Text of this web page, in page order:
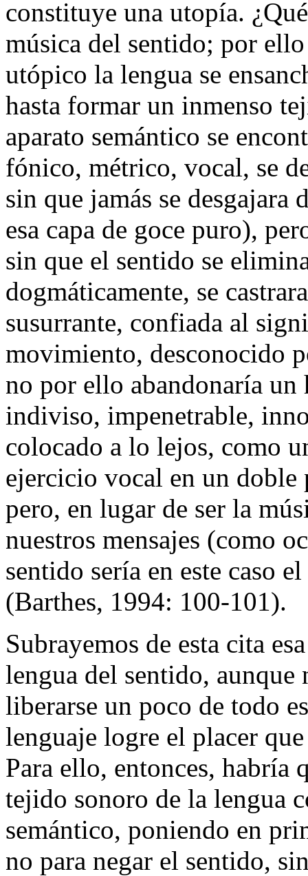
constituye una utopía.
música del sentido; por
utópico la lengua se
hasta formar un inmenso
aparato semántico se
fónico, métrico, vocal, se
sin que jamás se
esa capa de goce puro),
sin que el sentido se
dogmáticamente, se
susurrante, confiada al
movimiento, desconocido
no por ello abandonaría
indiviso, impenetrable,
colocado a lo lejos, como
ejercicio vocal en un doble
pero, en lugar de ser la
nuestros mensajes (como
sentido sería en este caso
(Barthes, 1994: 100-101).
Subrayemos de esta cita
lengua del sentido, aunque
liberarse un poco de todo
lenguaje logre el placer
Para ello, entonces, habría
tejido sonoro de la lengua
semántico, poniendo en
no para negar el sentido,